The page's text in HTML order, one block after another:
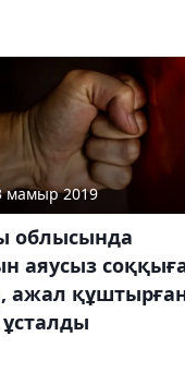
мамыр 2019
облысында
аяусыз
ажал
ұсталды